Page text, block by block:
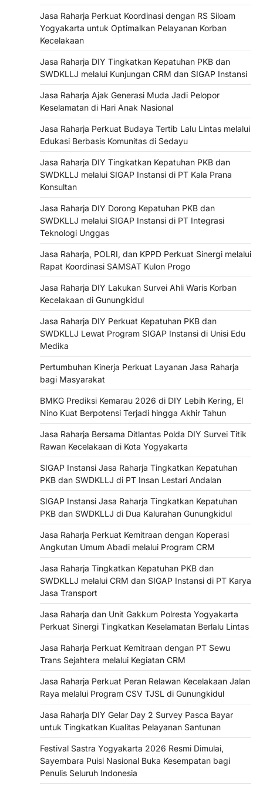
Jasa Raharja Perkuat Koordinasi dengan RS Siloam
Yogyakarta untuk Optimalkan Pelayanan Korban
Kecelakaan
Jasa Raharja DIY Tingkatkan Kepatuhan PKB dan
SWDKLLJ melalui Kunjungan CRM dan SIGAP Instansi
Jasa Raharja Ajak Generasi Muda Jadi Pelopor
Keselamatan di Hari Anak Nasional
Jasa Raharja Perkuat Budaya Tertib Lalu Lintas melalui
Edukasi Berbasis Komunitas di Sedayu
Jasa Raharja DIY Tingkatkan Kepatuhan PKB dan
SWDKLLJ melalui SIGAP Instansi di PT Kala Prana
Konsultan
Jasa Raharja DIY Dorong Kepatuhan PKB dan
SWDKLLJ melalui SIGAP Instansi di PT Integrasi
Teknologi Unggas
Jasa Raharja, POLRI, dan KPPD Perkuat Sinergi melalui
Rapat Koordinasi SAMSAT Kulon Progo
Jasa Raharja DIY Lakukan Survei Ahli Waris Korban
Kecelakaan di Gunungkidul
Jasa Raharja DIY Perkuat Kepatuhan PKB dan
SWDKLLJ Lewat Program SIGAP Instansi di Unisi Edu
Medika
Pertumbuhan Kinerja Perkuat Layanan Jasa Raharja
bagi Masyarakat
BMKG Prediksi Kemarau 2026 di DIY Lebih Kering, El
Nino Kuat Berpotensi Terjadi hingga Akhir Tahun
Jasa Raharja Bersama Ditlantas Polda DIY Survei Titik
Rawan Kecelakaan di Kota Yogyakarta
SIGAP Instansi Jasa Raharja Tingkatkan Kepatuhan
PKB dan SWDKLLJ di PT Insan Lestari Andalan
SIGAP Instansi Jasa Raharja Tingkatkan Kepatuhan
PKB dan SWDKLLJ di Dua Kalurahan Gunungkidul
Jasa Raharja Perkuat Kemitraan dengan Koperasi
Angkutan Umum Abadi melalui Program CRM
Jasa Raharja Tingkatkan Kepatuhan PKB dan
SWDKLLJ melalui CRM dan SIGAP Instansi di PT Karya
Jasa Transport
Jasa Raharja dan Unit Gakkum Polresta Yogyakarta
Perkuat Sinergi Tingkatkan Keselamatan Berlalu Lintas
Jasa Raharja Perkuat Kemitraan dengan PT Sewu
Trans Sejahtera melalui Kegiatan CRM
Jasa Raharja Perkuat Peran Relawan Kecelakaan Jalan
Raya melalui Program CSV TJSL di Gunungkidul
Jasa Raharja DIY Gelar Day 2 Survey Pasca Bayar
untuk Tingkatkan Kualitas Pelayanan Santunan
Festival Sastra Yogyakarta 2026 Resmi Dimulai,
Sayembara Puisi Nasional Buka Kesempatan bagi
Penulis Seluruh Indonesia